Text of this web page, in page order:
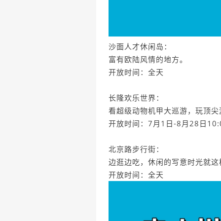
沙面人才休闲岛：
富有欧陆风情的地方。
开放时间：全天
长隆欢乐世界：
看超级动物机甲大巡游，玩顶
开放时间：7月1日-8月28日
北京路步行街：
边逛边吃，休闲的写意时光就
开放时间：全天